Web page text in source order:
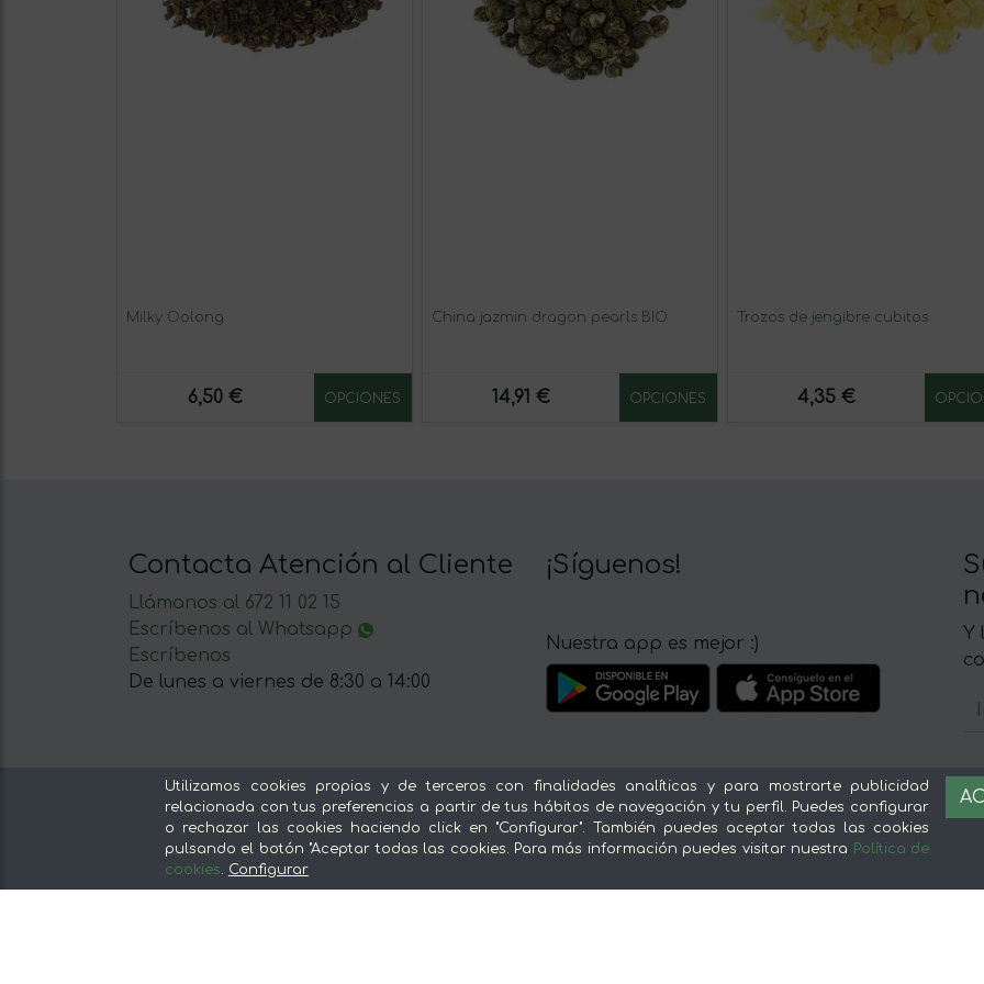
Milky Oolong
6,50 € OPCIONES
China jazmin dragon pearls BIO
14,91 € OPCIONES
Trozos de jengibre cubitos
4,35 €
Contacta Atención al Cliente
Llámanos al 672 11 02 15
Escríbenos al Whatsapp
Escríbenos
De lunes a viernes de 8:30 a 14:00
¡Síguenos!
Nuestra app es mejor :)
Y
Nuestras secciones
Del productor, sin intermediarios
Tiendas Especializadas y Productos
Sobre mentta
Ventajas de comprar comida online en
Utilizamos cookies propias y de terceros con finalidades analíticas y para mostrarte publicidad
relacionada con tus preferencias a partir de tus hábitos de navegación y tu perfil. Puedes configurar
o rechazar las cookies haciendo click en "Configurar". También puedes aceptar todas las cookies
pulsando el botón "Aceptar todas las cookies. Para más información puedes visitar nuestra Política de
cookies. Configurar